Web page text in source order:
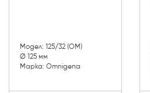
Модел: 125/32 (OM)
Ø 125 мм
Марка: Omnigena